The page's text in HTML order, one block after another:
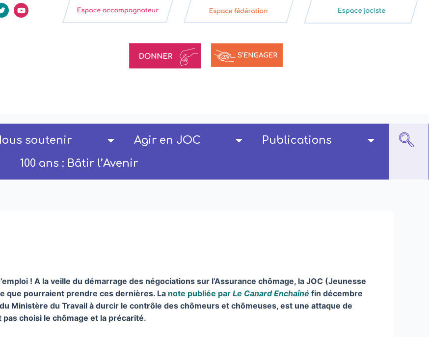
soutenir Agir en JOC
Publications
100 ans : Bâtir l’Avenir
! A la veille du démarrage des négociations sur l’Assurance chômage, la JOC (Jeunesse
que pourraient prendre ces dernières. La note publiée par Le Canard Enchaîné fin décembre
Ministère du Travail à durcir le contrôle des chômeurs et chômeuses, est une attaque de
pas choisi le chômage et la précarité.